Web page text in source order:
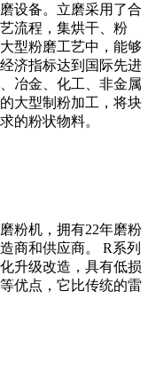
设备。立磨采用了合
流程，集烘干、粉
型粉磨工艺中，能够
济指标达到国际先进
冶金、化工、非金属
大型制粉加工，将块
的粉状物料。
粉机，拥有22年磨粉
商和供应商。 R系列
升级改造，具有低损
优点，它比传统的雷